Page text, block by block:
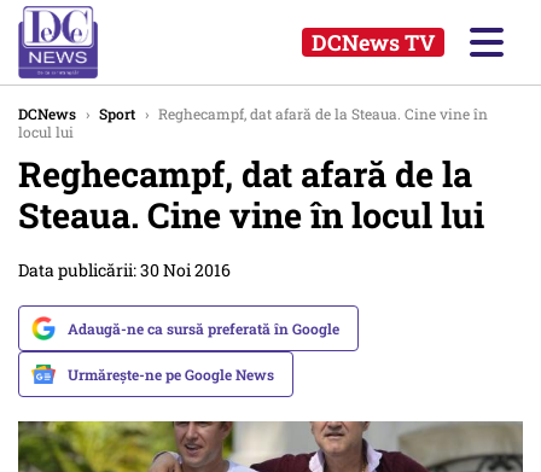
DCNews TV
DCNews › Sport › Reghecampf, dat afară de la Steaua. Cine vine în
locul lui
Reghecampf, dat afară de la
Steaua. Cine vine în locul lui
Data publicării: 30 Noi 2016
Adaugă-ne ca sursă preferată în Google
Urmărește-ne pe Google News